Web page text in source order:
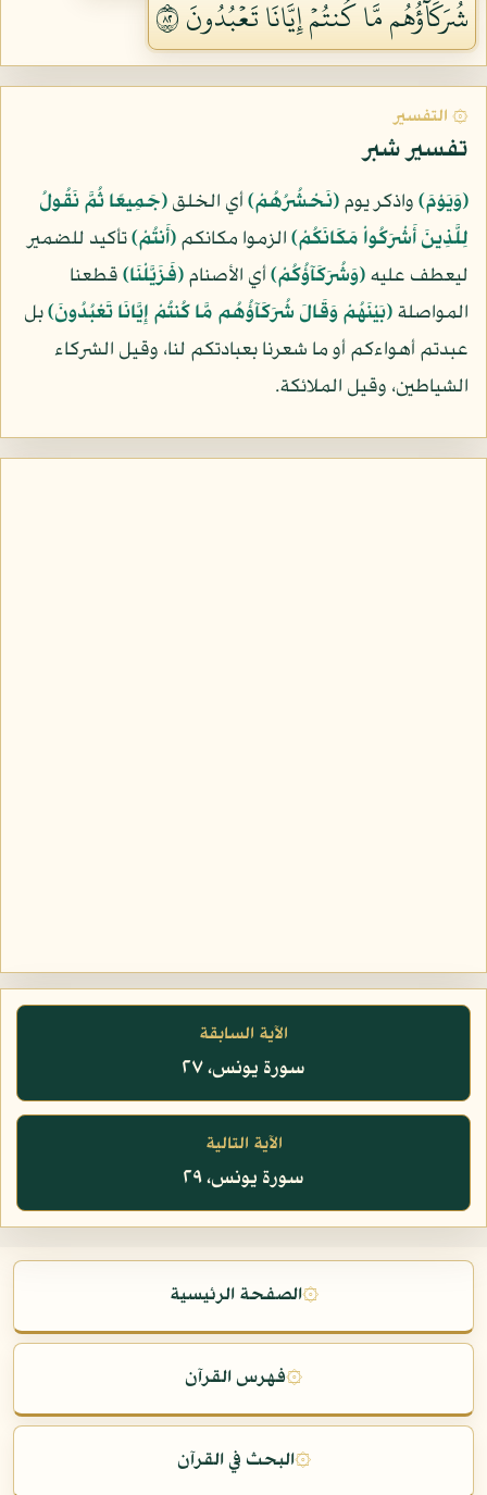
شُرَكَآؤُهُم مَّا كُنتُمۡ إِيَّانَا تَعۡبُدُونَ ٢٨
۞ التفسير
تفسير شبر
﴿وَيَوْمَ﴾واذكر يوم﴿نَحْشُرُهُمْ﴾أي الخلق﴿جَمِيعًا ثُمَّ نَقُولُ
لِلَّذِينَ أَشْرَكُواْ مَكَانَكُمْ﴾الزموا مكانكم﴿أَنتُمْ﴾تأكيد للضمير
ليعطف عليه﴿وَشُرَكَآؤُكُمْ﴾أي الأصنام﴿فَزَيَّلْنَا﴾قطعنا
المواصلة﴿بَيْنَهُمْ وَقَالَ شُرَكَآؤُهُم مَّا كُنتُمْ إِيَّانَا تَعْبُدُونَ﴾بل
عبدتم أهواءكم أو ما شعرنا بعبادتكم لنا، وقيل الشركاء
الشياطين، وقيل الملائكة.
الآية السابقة
سورة يونس، ٢٧
الآية التالية
سورة يونس، ٢٩
۞الصفحة الرئيسية
۞فهرس القرآن
۞البحث في القرآن